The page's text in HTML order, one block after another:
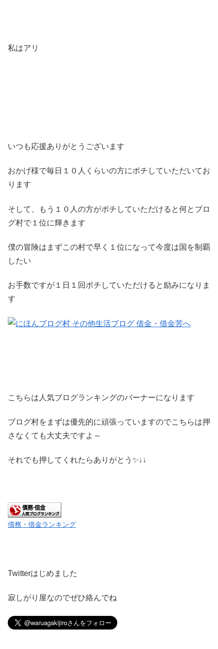
私はアリ
いつも応援ありがとうございます
おかげ様で毎日１０人くらいの方にポチしていただいてお
ります
そして、もう１０人の方がポチしていただけると何とブロ
グ村で１位に輝きます
僕の冒険はまずこの村で早く１位になって今度は国を制覇
したい
お手数ですが１日１回ポチしていただけると励みになりま
す
こちらは人気ブログランキングのバーナーになります
ブログ村をまずは優先的に頑張っていますのでこちらは押
さなくても大丈夫ですよ～
それでも押してくれたらありがとう✨↓↓
債務・借金ランキング
Twitterはじめました
寂しがり屋なのでぜひ絡んでね